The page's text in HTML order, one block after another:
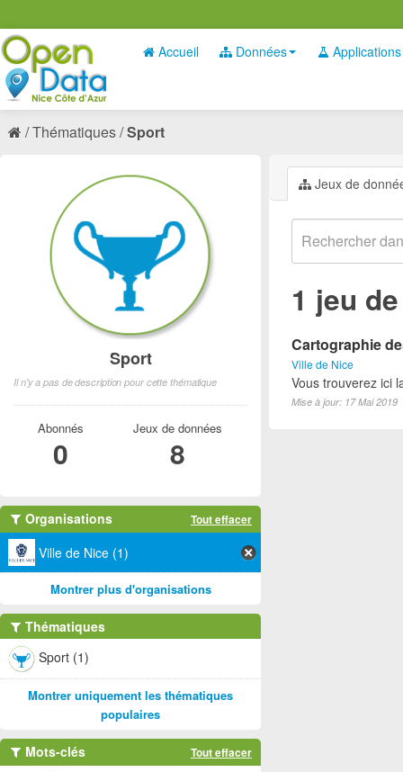
Accueil Données Applications
Thématiques Sport
Jeux de
1 jeu
Cartographie
Ville de Nice
Vous trouverez ici
Mise à jour: 17 Mai 2019
Sport
Il n'y a pas de description pour cette thématique
Abonnés
0
Jeux de données
8
Organisations Tout effacer
Ville de Nice (1)
Montrer plus d'organisations
Thématiques
Sport (1)
Montrer uniquement les thématiques
populaires
Mots-clés Tout effacer